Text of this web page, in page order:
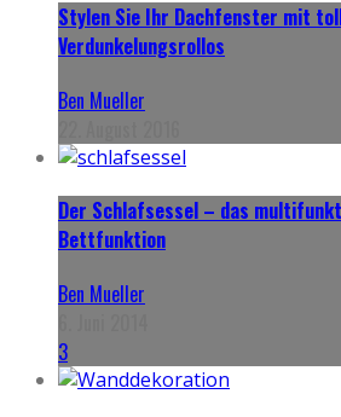
Stylen Sie Ihr Dachfenster mit
Verdunkelungsrollos
Ben Mueller
Der Schlafsessel – das
Bettfunktion
Ben Mueller
3